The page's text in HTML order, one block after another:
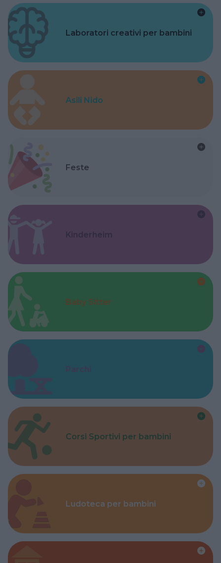
Laboratori creativi per bambini
Asili Nido
Feste
Kinderheim
Baby Sitter
Parchi
Corsi Sportivi per bambini
Ludoteca per bambini